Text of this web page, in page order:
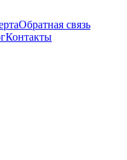
Обратная связь
Контакты